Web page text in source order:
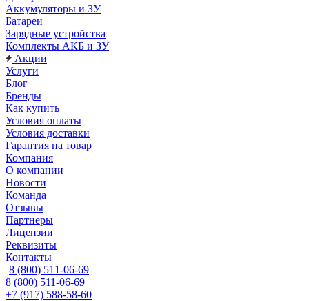
Аккумуляторы и ЗУ
Батареи
Зарядные устройства
Комплекты АКБ и ЗУ
Акции
Услуги
Блог
Бренды
Как купить
Условия оплаты
Условия доставки
Гарантия на товар
Компания
О компании
Новости
Команда
Отзывы
Партнеры
Лицензии
Реквизиты
Контакты
8 (800) 511-06-69
8 (800) 511-06-69
+7 (917) 588-58-60